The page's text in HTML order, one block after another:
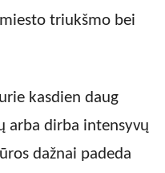
triukšmo bei
kasdien daug
arba dirba intensyvų
dažnai padeda